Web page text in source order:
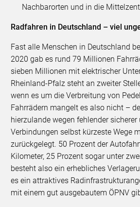
Nachbarorten und in die
Radfahren in Deutschland – viel
Fast alle Menschen in Deutschland
2020 gab es rund 79 Millionen
sieben Millionen mit elektrischer
Rheinland-Pfalz steht an zweiter
wenn es um die Verbreitung von
Fahrrädern mangelt es also nicht –
hierzulande wegen fehlender
Verbindungen selbst kürzeste Wege
zurückgelegt. 50 Prozent der
Kilometer, 25 Prozent sogar unter
besteht also ein erhebliches
es ein attraktives
mit einem gut ausgebautem ÖPNV